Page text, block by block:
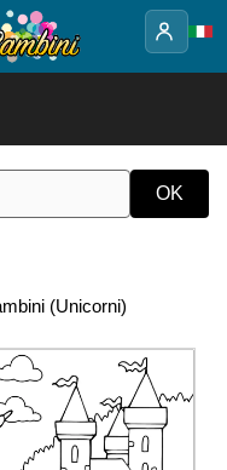
(Unicorni)